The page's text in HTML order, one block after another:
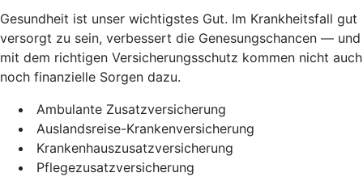
Gesundheit ist unser wichtigstes Gut. Im Krankheitsfall gut
versorgt zu sein, verbessert die Genesungschancen — und
mit dem richtigen Versicherungsschutz kommen nicht auch
noch finanzielle Sorgen dazu.
Ambulante Zusatzversicherung
Auslandsreise-Krankenversicherung
Krankenhauszusatzversicherung
Pflegezusatzversicherung